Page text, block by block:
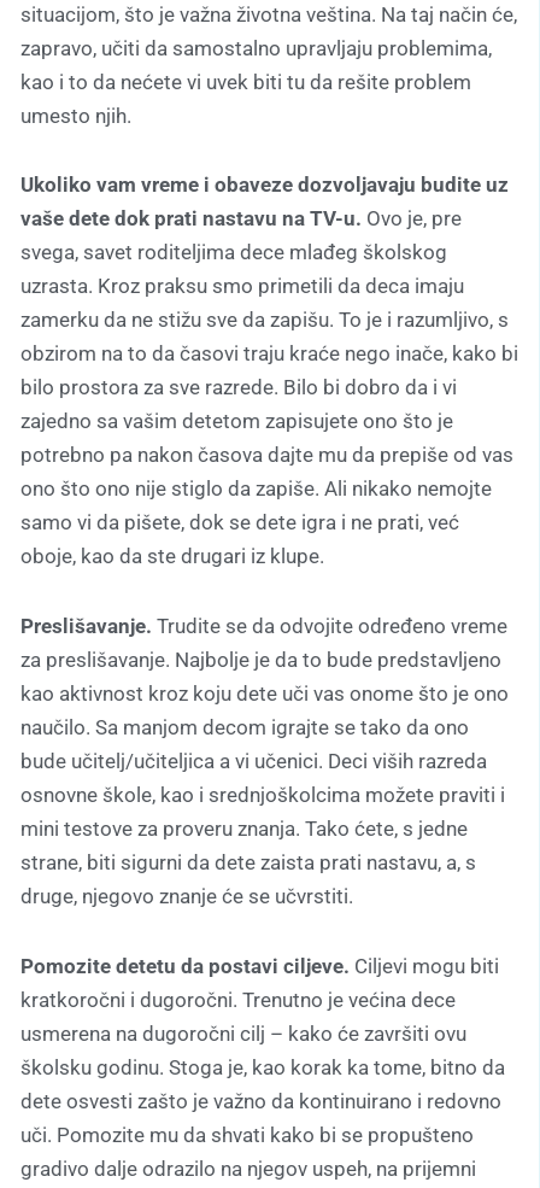
situacijom, što je važna životna veština. Na taj način će,
zapravo, učiti da samostalno upravljaju problemima,
kao i to da nećete vi uvek biti tu da rešite problem
umesto njih.
Ukoliko vam vreme i obaveze dozvoljavaju budite uz
vaše dete dok prati nastavu na TV-u. Ovo je, pre
svega, savet roditeljima dece mlađeg školskog
uzrasta. Kroz praksu smo primetili da deca imaju
zamerku da ne stižu sve da zapišu. To je i razumljivo, s
obzirom na to da časovi traju kraće nego inače, kako bi
bilo prostora za sve razrede. Bilo bi dobro da i vi
zajedno sa vašim detetom zapisujete ono što je
potrebno pa nakon časova dajte mu da prepiše od vas
ono što ono nije stiglo da zapiše. Ali nikako nemojte
samo vi da pišete, dok se dete igra i ne prati, već
oboje, kao da ste drugari iz klupe.
Preslišavanje. Trudite se da odvojite određeno vreme
za preslišavanje. Najbolje je da to bude predstavljeno
kao aktivnost kroz koju dete uči vas onome što je ono
naučilo. Sa manjom decom igrajte se tako da ono
bude učitelj/učiteljica a vi učenici. Deci viših razreda
osnovne škole, kao i srednjoškolcima možete praviti i
mini testove za proveru znanja. Tako ćete, s jedne
strane, biti sigurni da dete zaista prati nastavu, a, s
druge, njegovo znanje će se učvrstiti.
Pomozite detetu da postavi ciljeve. Ciljevi mogu biti
kratkoročni i dugoročni. Trenutno je većina dece
usmerena na dugoročni cilj – kako će završiti ovu
školsku godinu. Stoga je, kao korak ka tome, bitno da
dete osvesti zašto je važno da kontinuirano i redovno
uči. Pomozite mu da shvati kako bi se propušteno
gradivo dalje odrazilo na njegov uspeh, na prijemni